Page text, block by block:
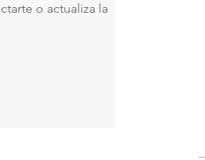
o actualiza la